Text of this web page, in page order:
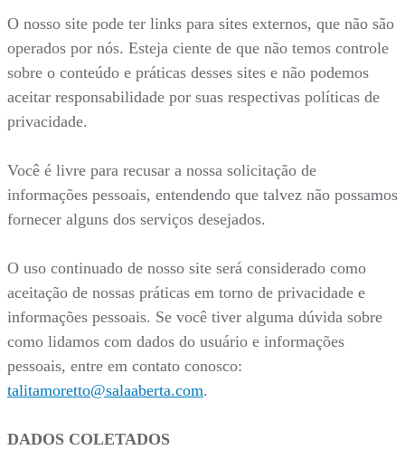
O nosso site pode ter links para sites externos, que não são
operados por nós. Esteja ciente de que não temos controle
sobre o conteúdo e práticas desses sites e não podemos
aceitar responsabilidade por suas respectivas políticas de
privacidade.
Você é livre para recusar a nossa solicitação de
informações pessoais, entendendo que talvez não possamos
fornecer alguns dos serviços desejados.
O uso continuado de nosso site será considerado como
aceitação de nossas práticas em torno de privacidade e
informações pessoais. Se você tiver alguma dúvida sobre
como lidamos com dados do usuário e informações
pessoais, entre em contato conosco:
talitamoretto@salaaberta.com.
DADOS COLETADOS